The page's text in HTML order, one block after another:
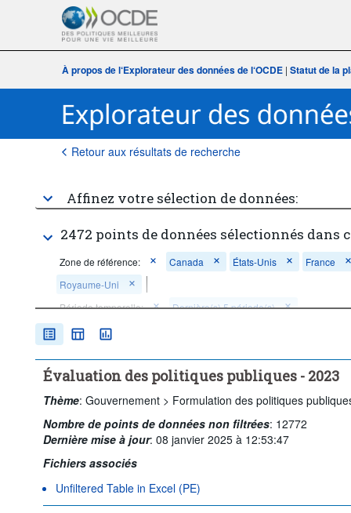
À propos de l‘Explorateur des données de l‘OCDE | Statut de la
Retour aux résultats de recherche
Affinez votre sélection de données:
2472 points de données sélectionnés dans
Zone de référence: Canada États-Unis
France
Royaume-Uni
Période temporelle:
Dernière(s) 5 période(s)
Supprimer tout
Évaluation des politiques publiques - 2023
Thème: Gouvernement > Formulation des politiques
Nombre de points de données non filtrées: 12772
Dernière mise à jour: 08 janvier 2025 à 12:53:47
Fichiers associés
Unfiltered Table in Excel (PE)